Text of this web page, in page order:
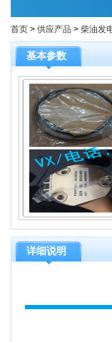
首页 > 供应产品 > 柴油发
基本参数
详细说明